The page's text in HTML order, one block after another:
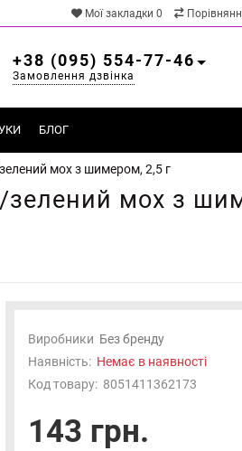
Мої закладки 0
+38 (095) 554-77-46
Замовлення дзвінка
БЛОГ
мох з шимером, 2,5 г
зелений мох з
Виробники Без бренду
Наявність: Немає в наявності
Код товару: 8051411362173
143 грн.